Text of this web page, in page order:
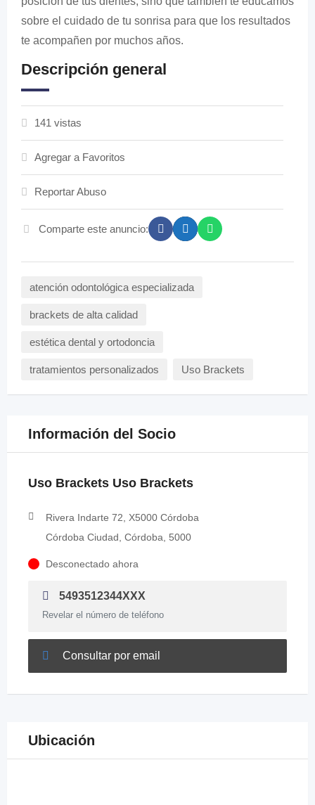
sobre el cuidado de tu sonrisa para que los resultados
te acompañen por muchos años.
Descripción general
141 vistas
Agregar a Favoritos
Reportar Abuso
Comparte este anuncio:
atención odontológica especializada
brackets de alta calidad
estética dental y ortodoncia
tratamientos personalizados Uso Brackets
Información del Socio
Uso Brackets Uso Brackets
Rivera Indarte 72, X5000 Córdoba
Córdoba Ciudad, Córdoba, 5000
Desconectado ahora
5493512344XXX
Revelar el número de teléfono
Consultar por email
Ubicación